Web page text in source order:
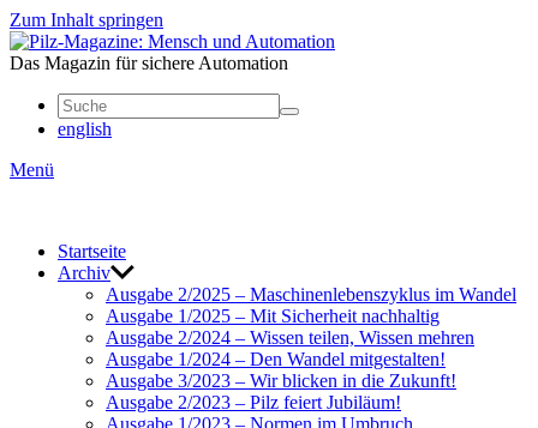
Zum Inhalt springen
Das Magazin für sichere Automation
english
Menü
Start­seite
Archiv
Ausgabe 2/2025 – Maschi­nen­le­bens­zy­klus im Wandel
Ausgabe 1/2025 – Mit Sicher­heit nach­haltig
Ausgabe 2/2024 – Wissen teilen, Wissen mehren
Ausgabe 1/2024 – Den Wandel mitge­stalten!
Ausgabe 3/2023 – Wir blicken in die Zukunft!
Ausgabe 2/2023 – Pilz feiert Jubi­läum!
Ausgabe 1/2023 – Normen im Umbruch